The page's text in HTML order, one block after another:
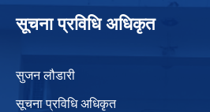
सूचना प्रविधि अधिकृत
सुजन लौडारी
सूचना प्रविधि अधिकृत